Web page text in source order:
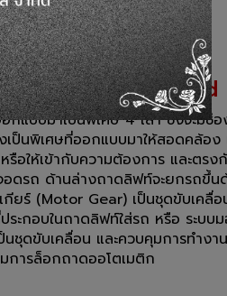
า Made in Thailand
แบบมาเป็นพิเศษ 4 เสา ซึ่งจะมีช่
ป็นพิเศษที่ออกแบบมาให้สอดคล้อง
อให้เข้ากับความต้องการ และตร
อดรถ ด้านล่างถาดลิฟท์จะยกรถขึ้
กียร์ (Motor Gear) เป็นชุดขับเคลื่
ะกอบในถาดลิฟท์ใส่รถ หรือ ระบบ
นชุดขับเคลื่อน และควบคุมการทำง
การล็อกถาดออโตเมติก